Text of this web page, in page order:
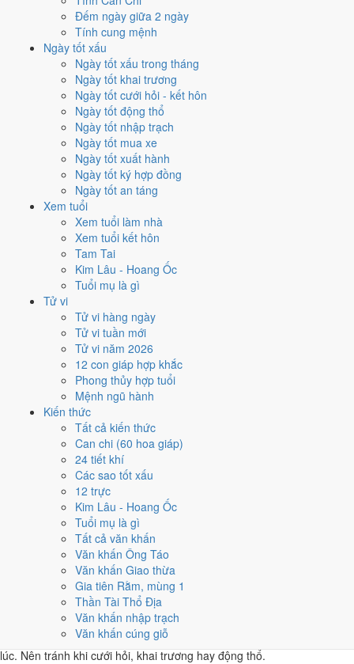
Đếm ngày giữa 2 ngày
Tính cung mệnh
Ngày tốt xấu
Ngày tốt xấu trong tháng
Ngày tốt khai trương
Ngày tốt cưới hỏi - kết hôn
Ngày tốt động thổ
Ngày tốt nhập trạch
Ngày tốt mua xe
Ngày tốt xuất hành
Ngày tốt ký hợp đồng
Ngày tốt an táng
Xem tuổi
Xem tuổi làm nhà
Xem tuổi kết hôn
Tam Tai
Kim Lâu - Hoang Ốc
Tuổi mụ là gì
Tử vi
Tử vi hàng ngày
Tử vi tuần mới
Tử vi năm 2026
12 con giáp hợp khắc
Phong thủy hợp tuổi
Mệnh ngũ hành
Kiến thức
Tất cả kiến thức
Can chi (60 hoa giáp)
24 tiết khí
Các sao tốt xấu
12 trực
Kim Lâu - Hoang Ốc
Tuổi mụ là gì
Tất cả văn khấn
Văn khấn Ông Táo
Văn khấn Giao thừa
Gia tiên Rằm, mùng 1
Thần Tài Thổ Địa
Văn khấn nhập trạch
Văn khấn cúng giỗ
19 ngàyđạt từ 6/10, cao nhất là
15 ngày.
🏪 Khai trương15
✈️ Xuất hành 16 ✍️ Ký hợp đồng15
🏪 Khai trương- 15 ngày đạt từ 6/10 trở lên trong tháng 12/2021
T4 · 27/10 âm
Quý Mùi
★★★★★ 10/10
14/12
T3 · 11/11 âm
Bính Thân
★★★★★ 9/10
CN · 23/11 âm
Mậu Thân
★★★★★ 9/10
T2 · 3/11 âm
Mậu Tý
★★★★☆ 8/10
T3 · 18/11 âm
Quý Mão
★★★★☆ 8/10
Điểm chấm từ Trực, sao Nhị Thập Bát Tú, Hoàng Đạo - Hắc Đạo và
ngày cấm kỵ của riêng việc này
Tháng 12/2021 có ngày nào nên
tránh, lỡ kẹt thì xử lý sao?
Tháng 12/2021 có 4 ngày Rất xấurơi vào
7 ngày Tam Nương. Đây là nhóm chồng nhiều yếu tố xấu cùng
lúc. Nên tránh khi cưới hỏi, khai trương hay động thổ.